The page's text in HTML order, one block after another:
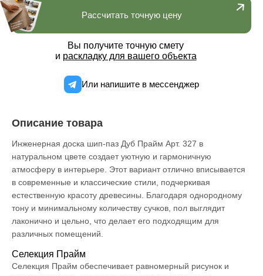
Рассчитать точную цену
Вы получите точную смету
и раскладку для вашего объекта
Или напишите в мессенджер
Описание товара
Инженерная доска шип-паз Дуб Прайм Арт. 327 в
натуральном цвете создает уютную и гармоничную
атмосферу в интерьере. Этот вариант отлично вписывается
в современные и классические стили, подчеркивая
естественную красоту древесины. Благодаря однородному
тону и минимальному количеству сучков, пол выглядит
лаконично и цельно, что делает его подходящим для
различных помещений.
Селекция Прайм
Селекция Прайм обеспечивает равномерный рисунок и